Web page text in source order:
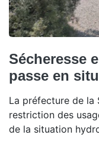
Sécheresse
passe en
La préfecture de la
restriction des
de la situation